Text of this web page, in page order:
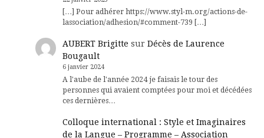
[…] Pour adhérer https://www.styl-m.org/actions-de-
lassociation/adhesion/#comment-739 […]
AUBERT Brigitte sur Décès de Laurence
Bougault
6 janvier 2024
A l'aube de l'année 2024 je faisais le tour des
personnes qui avaient comptées pour moi et décédées
ces dernières…
Colloque international : Style et Imaginaires
de la Langue – Programme – Association